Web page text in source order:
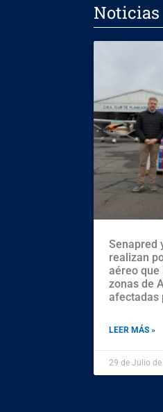
Noticias
Senapred
realizan
aéreo que
zonas de
afectadas
LEER MÁS »
29 de Julio